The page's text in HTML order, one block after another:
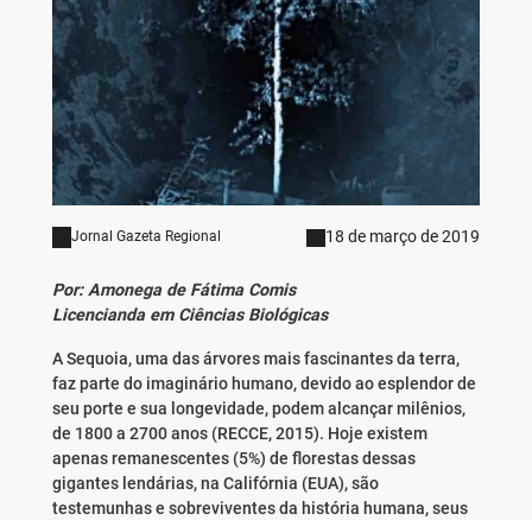
Jornal Gazeta Regional 18 de março de 2019
Por: Amonega de Fátima Comis
Licencianda em Ciências Biológicas
A Sequoia, uma das árvores mais fascinantes da terra,
faz parte do imaginário humano, devido ao esplendor de
seu porte e sua longevidade, podem alcançar milênios,
de 1800 a 2700 anos (RECCE, 2015). Hoje existem
apenas remanescentes (5%) de florestas dessas
gigantes lendárias, na Califórnia (EUA), são
testemunhas e sobreviventes da história humana, seus